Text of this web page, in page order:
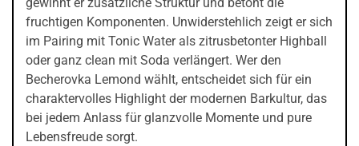
fruchtigen Komponenten. Unwiderstehlich zeigt er sich
im Pairing mit Tonic Water als zitrusbetonter Highball
oder ganz clean mit Soda verlängert. Wer den
Becherovka Lemond wählt, entscheidet sich für ein
charaktervolles Highlight der modernen Barkultur, das
bei jedem Anlass für glanzvolle Momente und pure
Lebensfreude sorgt.